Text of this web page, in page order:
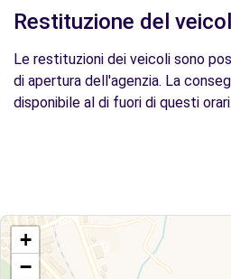
Restituzione del
Le restituzioni dei veicoli sono
di apertura dell'agenzia. La
disponibile al di fuori di questi orari.
+
−